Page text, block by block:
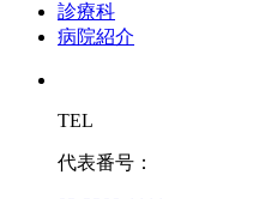
診療科
病院紹介
TEL
代表番号：